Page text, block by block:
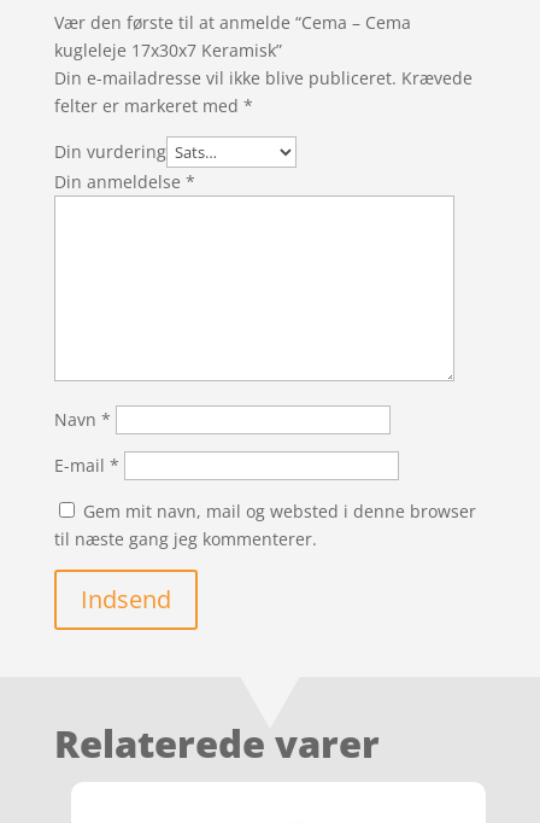
Vær den første til at anmelde “Cema – Cema
kugleleje 17x30x7 Keramisk”
Din e-mailadresse vil ikke blive publiceret. Krævede
felter er markeret med *
Din vurdering
Din anmeldelse *
Navn *
E-mail *
Gem mit navn, mail og websted i denne browser
til næste gang jeg kommenterer.
Indsend
Relaterede varer